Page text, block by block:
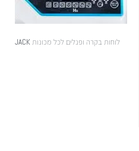
לוחות בקרה ופנלים לכל מכונות JACK